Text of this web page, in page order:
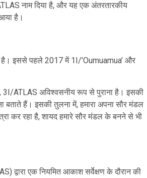
नाम दिया है, और यह एक अंतरतारकीय
है।
है। इससे पहले 2017 में 1I/’Oumuamua’ और
3I/ATLAS अविश्वसनीय रूप से पुराना है। इसकी
हैं। इसकी तुलना में, हमारा अपना सौर मंडल
कर रहा है, शायद हमारे सौर मंडल के बनने से भी
द्वारा एक नियमित आकाश सर्वेक्षण के दौरान की